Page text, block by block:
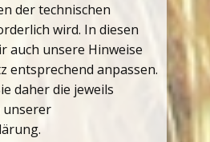
der technischen
wird. In diesen
auch unsere Hinweise
entsprechend anpassen.
daher die jeweils
unserer